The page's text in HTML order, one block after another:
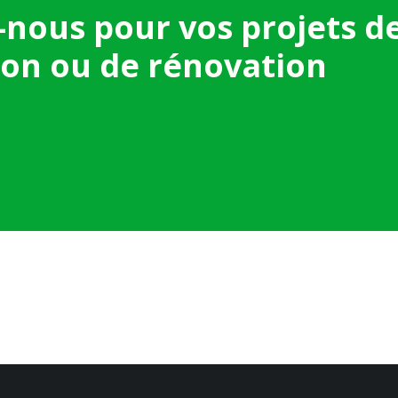
pour vos projets
ou de rénovation